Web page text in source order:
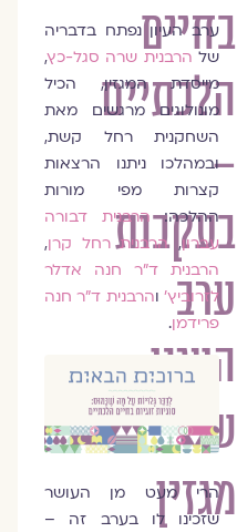
בחיים
הלכתיים
–
בעקבות
ערב
העיון
של
מגזין
ערב העיון נפתח בדבריה
שלהרבנית שרה סגל-כץ,
מייסדת המגזין, הכיל
מונולוגים מרגשים מאת
השחקנית רחל קשת,
ובמהלכו ניתנו הרצאות
קצרות מפי מורות
ההלכה:הרבנית דבורה
עברון,הרבנית רחל קרן,
הרבנית ד"ר חנה אדלר
לזרוביץ'והרבנית ד"ר חנה
פרידמן.
הרי מעט מן העושר
שזכינו לו בערב זה –